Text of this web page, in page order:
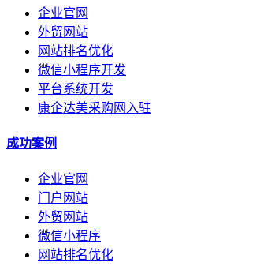
企业官网
外贸网站
网站排名优化
微信小程序开发
平台系统开发
康企达美采购网入驻
成功案例
企业官网
门户网站
外贸网站
微信小程序
网站排名优化